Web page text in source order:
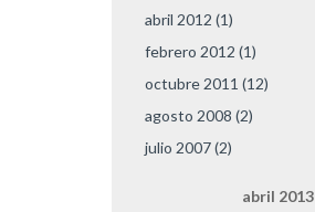
abril 2012 (1)
febrero 2012 (1)
octubre 2011 (12)
agosto 2008 (2)
julio 2007(2)
abril 2013